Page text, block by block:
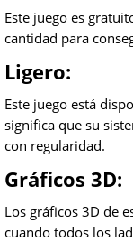
Este juego es
cantidad para
Ligero:
Este juego está
significa que su
con regularidad.
Gráficos 3D:
Los gráficos 3D de
cuando todos los